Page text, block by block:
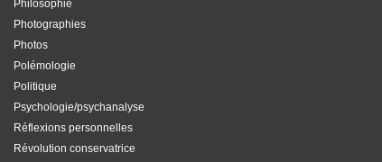
Philosophie
Photographies
Photos
Polémologie
Politique
Psychologie/psychanalyse
Réflexions personnelles
Révolution conservatrice